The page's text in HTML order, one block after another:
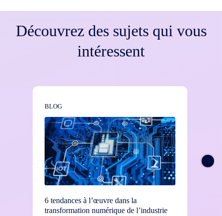
Découvrez des sujets qui vous
intéressent
BLOG
6 tendances à l’œuvre dans la
transformation numérique de l’industrie